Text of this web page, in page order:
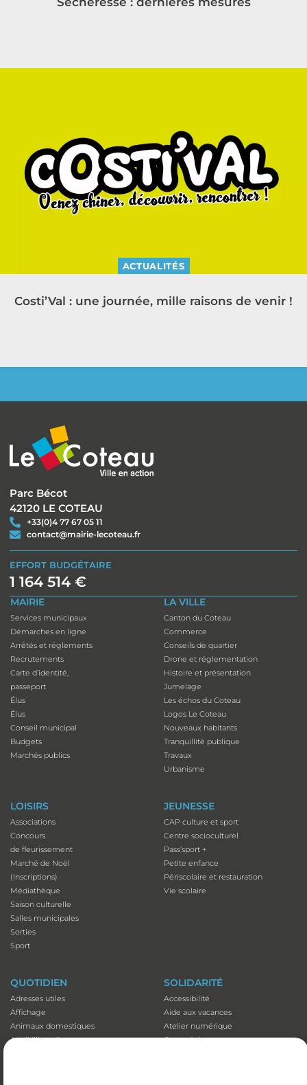
ACTUALITÉS
Costi’Val : une journée, mille raisons de venir !
Parc Bécot
42120 LE COTEAU
+33(0)4 77 67 05 11
contact@mairie-lecoteau.fr
EFFORT BUDGÉTAIRE
1 164 514 €
MAIRIE
Services municipaux
Démarches en ligne
Arrêtés et réglements
Recrutements
Carte d’identité,
passeport
Élus
Élus
Conseil municipal
Budgets
Marchés publics
LA VILLE
Canton du Coteau
Commerce
Conseils de quartier
Drone et réglementation
Histoire et présentation
Jumelage
Les échos du Coteau
Logos Le Coteau
Nouveaux habitants
Tranquillité publique
Travaux
Urbanisme
LOISIRS
Associations
Concours
de fleurissement
Marché de Noël
(Inscriptions)
Médiathèque
Saison culturelle
Salles municipales
Sorties
Sport
JEUNESSE
CAP culture et sport
Centre socioculturel
Pass’sport +
Petite enfance
Périscolaire et restauration
Vie scolaire
QUOTIDIEN
Adresses utiles
Affichage
Animaux domestiques
Appli illiwap©
SOLIDARITÉ
Accessibilité
Aide aux vacances
Atelier numérique
Carte séniors